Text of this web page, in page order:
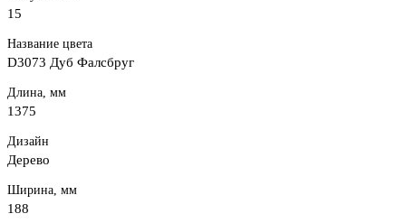
15
Название цвета
D3073 Дуб Фалсбруг
Длина, мм
1375
Дизайн
Дерево
Ширина, мм
188